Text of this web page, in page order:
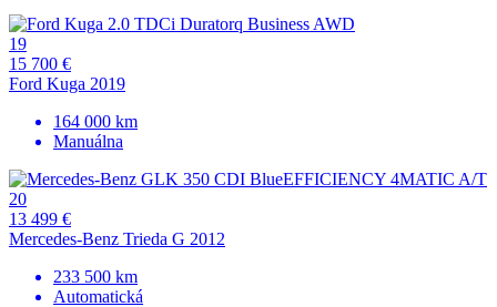
19
15 700 €
Ford Kuga 2019
164 000 km
Manuálna
20
13 499 €
Mercedes-Benz Trieda G 2012
233 500 km
Automatická